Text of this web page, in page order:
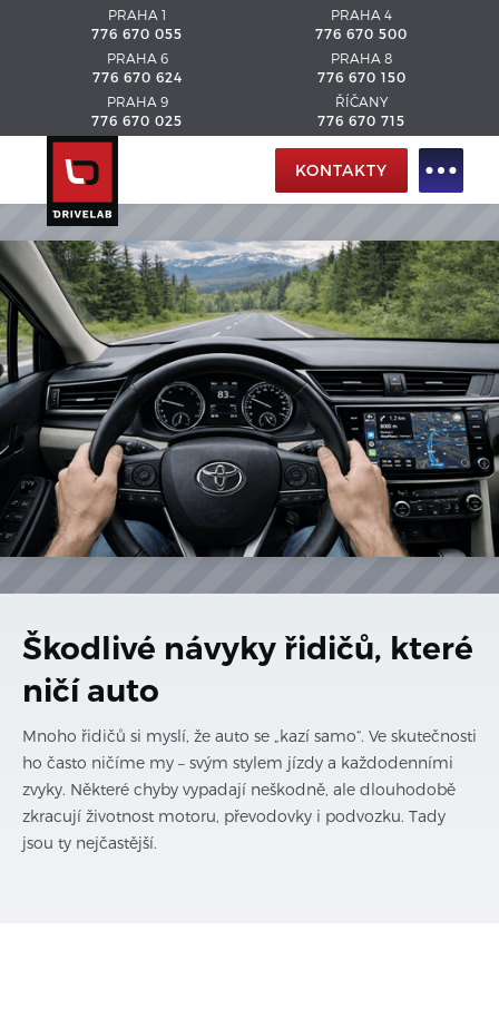
PRAHA 1
776 670 055
PRAHA 4
776 670 500
PRAHA 6
776 670 624
PRAHA 8
776 670 150
PRAHA 9
776 670 025
ŘÍČANY
776 670 715
KONTAKTY
Škodlivé návyky řidičů, které
ničí auto
Mnoho řidičů si myslí, že auto se „kazí samo“. Ve skutečnosti
ho často ničíme my – svým stylem jízdy a každodenními
zvyky. Některé chyby vypadají neškodně, ale dlouhodobě
zkracují životnost motoru, převodovky i podvozku. Tady
jsou ty nejčastější.